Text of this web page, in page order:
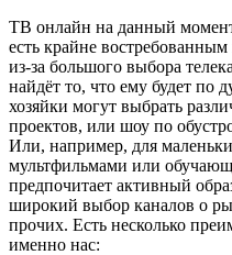
ТВ онлайн на данный
есть крайне востребованным
из-за большого выбора
найдёт то, что ему будет по
хозяйки могут выбрать
проектов, или шоу по
Или, например, для
мультфильмами или
предпочитает активный
широкий выбор каналов о
прочих. Есть несколько
именно нас: